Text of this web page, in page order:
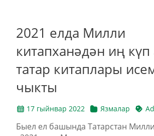
2021 елда Милли
китапханәдән иң
татар китаплары
чыкты
17 гыйнвар 2022 Язмалар
Быел ел башында Татарстан